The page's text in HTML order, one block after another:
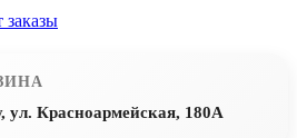
заказы
ул. Красноармейская, 180А